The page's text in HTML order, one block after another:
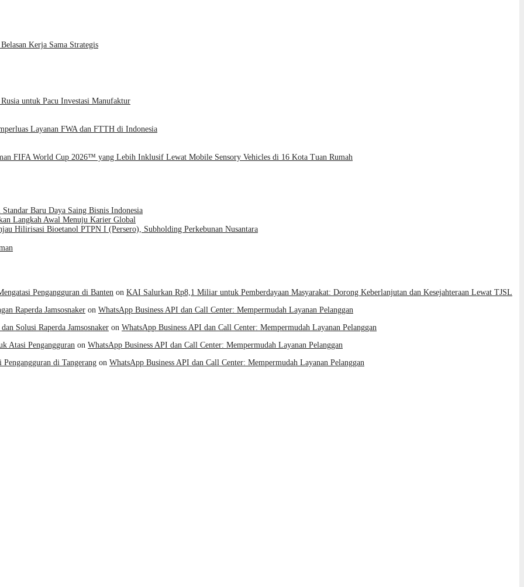
Kerja Sama Strategis
untuk Pacu Investasi Manufaktur
Layanan FWA dan FTTH di Indonesia
FIFA World Cup 2026™ yang Lebih Inklusif Lewat Mobile Sensory Vehicles di 16 Kota Tuan Rumah
Baru Daya Saing Bisnis Indonesia
Langkah Awal Menuju Karier Global
Hilirisasi Bioetanol PTPN I (Persero), Subholding Perkebunan Nusantara
Pengangguran di Banten on KAI Salurkan Rp8,1 Miliar untuk Pemberdayaan Masyarakat: Dorong Keberlanjutan dan Kesejahteraan Lewat TJSL
Raperda Jamsosnaker on WhatsApp Business API dan Call Center: Mempermudah Layanan Pelanggan
Solusi Raperda Jamsosnaker on WhatsApp Business API dan Call Center: Mempermudah Layanan Pelanggan
Atasi Pengangguran on WhatsApp Business API dan Call Center: Mempermudah Layanan Pelanggan
di Tangerang on WhatsApp Business API dan Call Center: Mempermudah Layanan Pelanggan